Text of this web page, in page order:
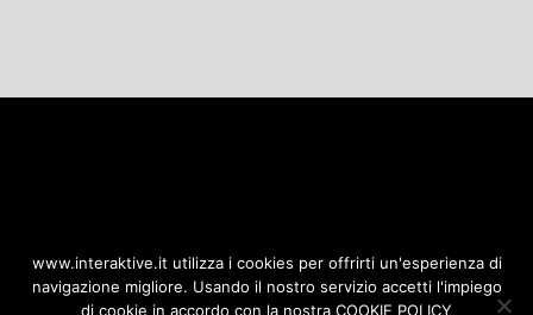
10724260012
www.interaktive.it utilizza i cookies per offrirti un'esperienza di
navigazione migliore. Usando il nostro servizio accetti l'impiego
di cookie in accordo con la nostra COOKIE POLICY